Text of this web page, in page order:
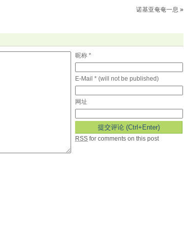
诺基亚奄奄一息 »
昵称 *
E-Mail * (will not be published)
网址
RSS for comments on this post